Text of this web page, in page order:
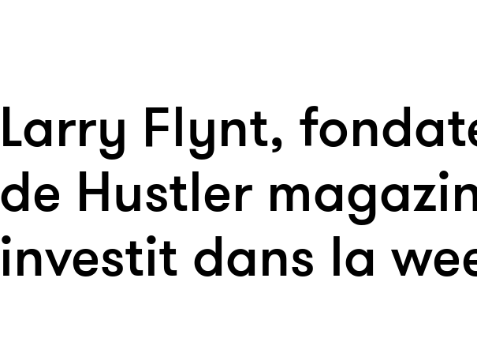
Larry Flynt,
de Hustler
investit dans la